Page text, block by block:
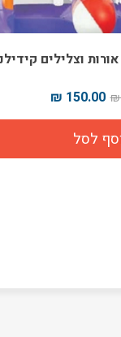
קידילנד